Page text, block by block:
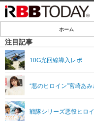
IT・デジタル
SPEED TEST
エンタメ
ライフ
ホーム
注目記事
10G光回線導入レポ
“悪のヒロイン”宮崎あ
戦隊シリーズ悪役ヒロ